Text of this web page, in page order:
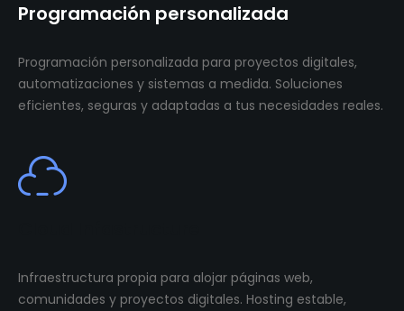
Programación personalizada
Programación personalizada para proyectos digitales,
automatizaciones y sistemas a medida. Soluciones
eficientes, seguras y adaptadas a tus necesidades reales.
Infraestructura propia para alojar páginas web,
comunidades y proyectos digitales. Hosting estable,